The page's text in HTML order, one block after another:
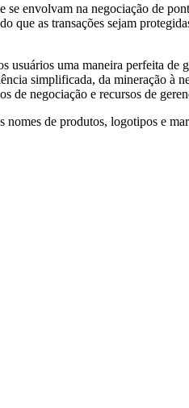
envolvam na negociação de
que as transações sejam
uma maneira perfeita de
simplificada, da mineração à
de negociação e recursos de
de produtos, logotipos e